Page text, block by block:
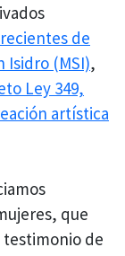
de
Isidro (MSI),
Ley 349,
artística
que
de